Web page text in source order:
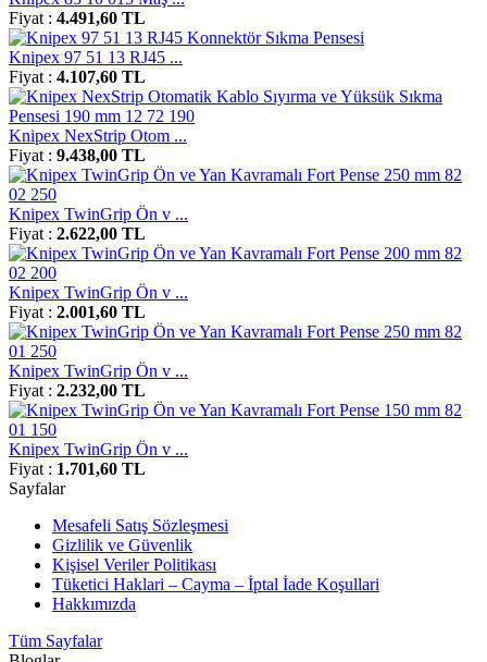
Fiyat : 4.491,60 TL
Knipex 97 51 13 RJ45 ...
Fiyat : 4.107,60 TL
Knipex NexStrip Otom ...
Fiyat : 9.438,00 TL
Knipex TwinGrip Ön v ...
Fiyat : 2.622,00 TL
Knipex TwinGrip Ön v ...
Fiyat : 2.001,60 TL
Knipex TwinGrip Ön v ...
Fiyat : 2.232,00 TL
Knipex TwinGrip Ön v ...
Fiyat : 1.701,60 TL
Sayfalar
Mesafeli Satış Sözleşmesi
Gizlilik ve Güvenlik
Kişisel Veriler Politikası
Tüketici Haklari – Cayma – İptal İade Koşullari
Hakkımızda
Tüm Sayfalar